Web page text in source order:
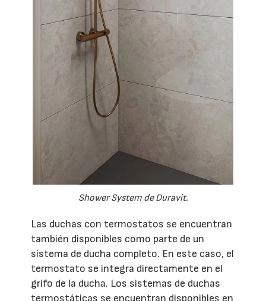
Shower System de Duravit.
Las duchas con termostatos se encuentran
también disponibles como parte de un
sistema de ducha completo. En este caso, el
termostato se integra directamente en el
grifo de la ducha. Los sistemas de duchas
termostáticas se encuentran disponibles en